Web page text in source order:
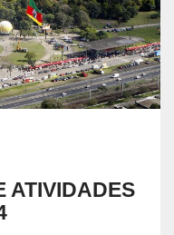
ATIVIDADES